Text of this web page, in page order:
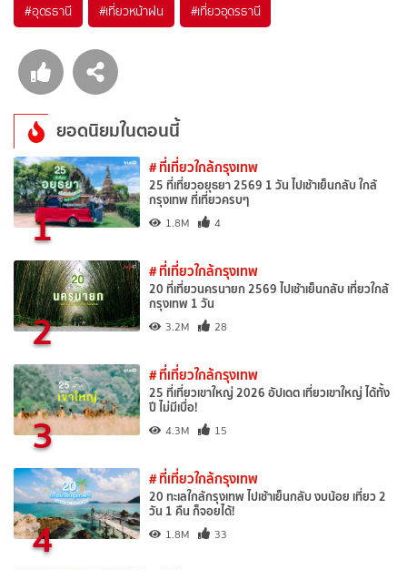
#อุดรธานี #เที่ยวหน้าฝน #เที่ยวอุดรธานี
ยอดนิยมในตอนนี้
1
# ที่เที่ยวใกล้กรุงเทพ
25 ที่เที่ยวอยุธยา 2569 1 วัน ไปเช้าเย็นกลับ ใกล้
กรุงเทพ ที่เที่ยวครบๆ
1.8M 4
2
# ที่เที่ยวใกล้กรุงเทพ
20 ที่เที่ยวนครนายก 2569 ไปเช้าเย็นกลับ เที่ยวใกล้
กรุงเทพ 1 วัน
3.2M 28
3
# ที่เที่ยวใกล้กรุงเทพ
25 ที่เที่ยวเขาใหญ่ 2026 อัปเดต เที่ยวเขาใหญ่ ได้ทั้ง
ปี ไม่มีเบื่อ!
4.3M 15
4
# ที่เที่ยวใกล้กรุงเทพ
20 ทะเลใกล้กรุงเทพ ไปเช้าเย็นกลับ งบน้อย เที่ยว 2
วัน 1 คืน ก็จอยได้!
1.8M 33